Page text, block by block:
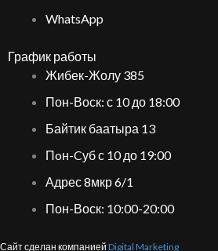
WhatsApp
График работы
Жибек-Жолу 385
Пон-Воск: с 10 до 18:00
Байтик баатыра 13
Пoн-Cуб с 10 до 19:00
Адрес 8мкр 6/1
Пон-Воск: 10:00-20:00
Сайт сделан компанией Digital Marketing